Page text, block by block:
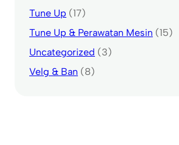
Tune Up (17)
Tune Up & Perawatan Mesin (15)
Uncategorized (3)
Velg & Ban (8)